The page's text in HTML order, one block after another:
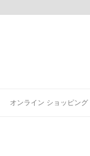
オンライン ショッピング